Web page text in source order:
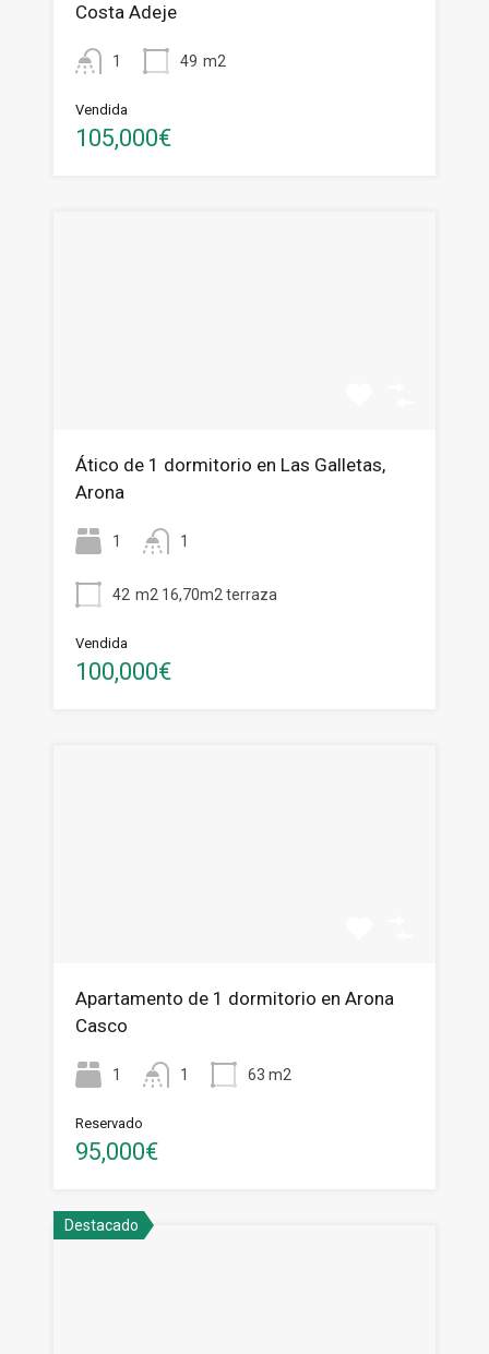
Costa Adeje
1 49 m2
Vendida
105,000€
Ático de 1 dormitorio en Las Galletas,
Arona
1 1
42 m2 16,70m2 terraza
Vendida
100,000€
Apartamento de 1 dormitorio en Arona
Casco
1 1 63 m2
Reservado
95,000€
Destacado